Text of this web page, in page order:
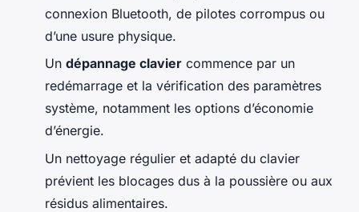
connexion Bluetooth, de pilotes corrompus ou
d’une usure physique.
Un dépannage clavier commence par un
redémarrage et la vérification des paramètres
système, notamment les options d’économie
d’énergie.
Un nettoyage régulier et adapté du clavier
prévient les blocages dus à la poussière ou aux
résidus alimentaires.